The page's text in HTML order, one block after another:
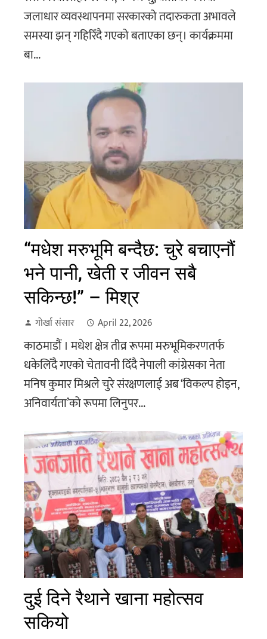
जलाधार व्यवस्थापनमा सरकारको तदारुकता अभावले
समस्या झन् गहिरिँदै गएको बताएका छन्। कार्यक्रममा
बा...
“मधेश मरुभूमि बन्दैछ: चुरे बचाएनौं
भने पानी, खेती र जीवन सबै
सकिन्छ!” – मिश्र
गोर्खा संसार April 22, 2026
काठमाडौं । मधेश क्षेत्र तीव्र रूपमा मरुभूमिकरणतर्फ
धकेलिँदै गएको चेतावनी दिँदै नेपाली कांग्रेसका नेता
मनिष कुमार मिश्रले चुरे संरक्षणलाई अब ‘विकल्प होइन,
अनिवार्यता’को रूपमा लिनुपर...
दुई दिने रैथाने खाना महोत्सव
सकियो